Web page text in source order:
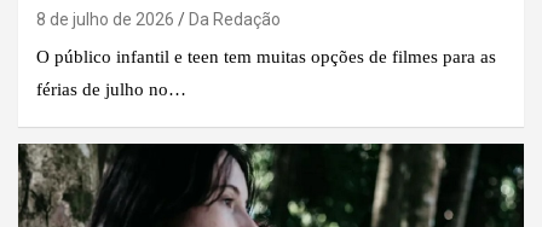
8 de julho de 2026
Da Redação
O público infantil e teen tem muitas opções de filmes para as
férias de julho no…